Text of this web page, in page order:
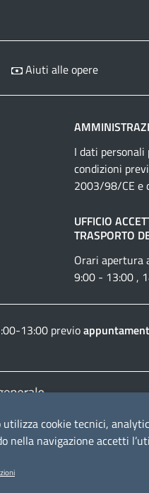
Aiuti alle opere
I dati
condizioni
2003/98/CE e
UFFICIO
TRASPORTO
Orari apertura
9:00 - 13:00 ,
13:00 previo
utilizza cookie tecnici,
nella navigazione accetti